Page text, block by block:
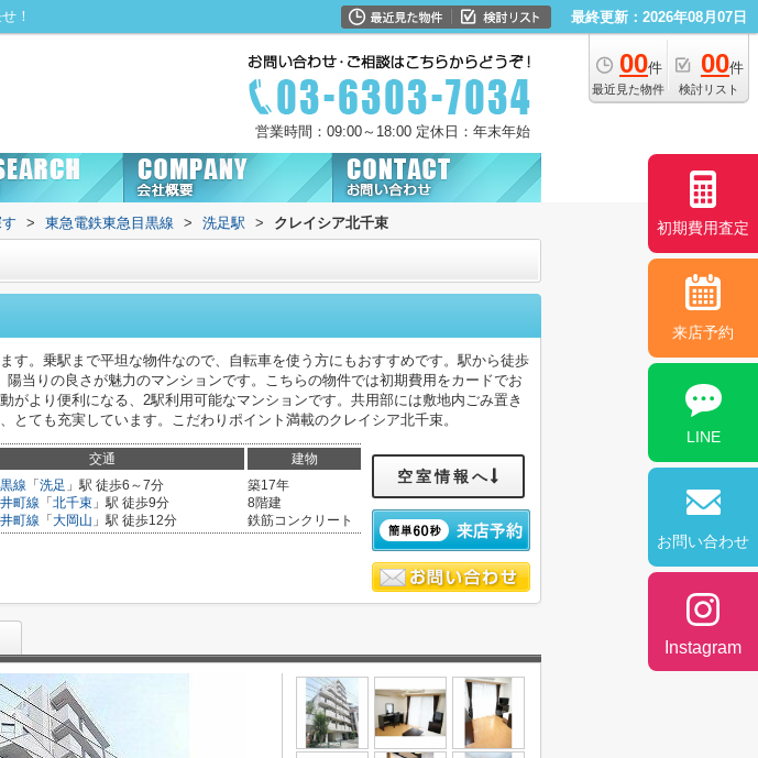
！ 最終更新：2026年08月07日
00件
最近見た物件
00件
検討リスト
営業時間：09:00～18:00 定休日：年末年始
> 東急電鉄東急目黒線 > 洗足駅 > クレイシア北千束
す。乗駅まで平坦な物件なので、自転車を使う方にもおすすめです。駅から徒歩
当りの良さが魅力のマンションです。こちらの物件では初期費用をカードでお
がより便利になる、2駅利用可能なマンションです。共用部には敷地内ごみ置き
とても充実しています。こだわりポイント満載のクレイシア北千束。
交通 建物
線 「 洗足 」駅 徒歩6～7分
町線 「 北千束 」駅 徒歩9分
町線 「 大岡山 」駅 徒歩12分
築17年
8階建
鉄筋コンクリート
空室情報へ
初期費用査定
来店予約
LINE
お問い合わせ
Instagram